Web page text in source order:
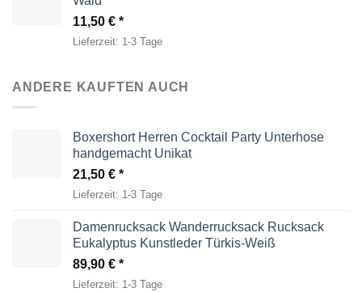
11,50 €
Lieferzeit: 1-3 Tage
ANDERE KAUFTEN AUCH
Boxershort Herren Cocktail Party Unterhose
handgemacht Unikat
21,50 €
Lieferzeit: 1-3 Tage
Damenrucksack Wanderrucksack Rucksack
Eukalyptus Kunstleder Türkis-Weiß
89,90 €
Lieferzeit: 1-3 Tage